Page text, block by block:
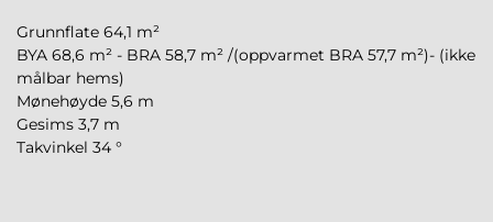
Grunnflate 64,1 m²
BYA 68,6 m² - BRA 58,7 m² /(oppvarmet BRA 57,7 m²)- (ikke
målbar hems)
Mønehøyde 5,6 m
Gesims 3,7 m
Takvinkel 34 °